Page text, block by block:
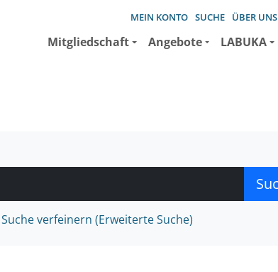
MEIN KONTO SUCHE ÜBER UNS
Mitgliedschaft Angebote LABUKA
Suche verfeinern (Erweiterte Suche)